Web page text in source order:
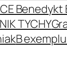
TYCHY
B